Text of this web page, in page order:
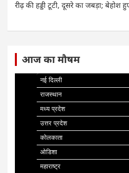
रीढ़ की हड्डी टूटी, दूसरे का जबड़ा; बेहोश
आज का मौषम
नई दिल्ली
राजस्थान
मध्य प्रदेश
उत्तर प्रदेश
कोलकाता
ओडिशा
महाराष्ट्र